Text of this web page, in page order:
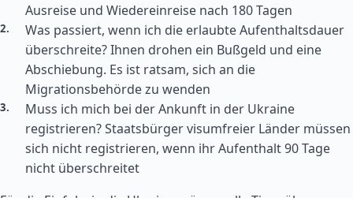
Ausreise und Wiedereinreise nach 180 Tagen
Was passiert, wenn ich die erlaubte Aufenthaltsdauer
überschreite? Ihnen drohen ein Bußgeld und eine
Abschiebung. Es ist ratsam, sich an die
Migrationsbehörde zu wenden
Muss ich mich bei der Ankunft in der Ukraine
registrieren? Staatsbürger visumfreier Länder müssen
sich nicht registrieren, wenn ihr Aufenthalt 90 Tage
nicht überschreitet